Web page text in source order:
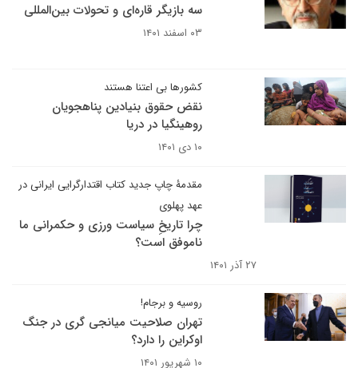
سه بازیگر قاره‌ای و تحولات بین‌المللی
۰۳ اسفند ۱۴۰۱
کشورها بی اعتنا هستند
نقض حقوق بنیادین پناهجویان
روهینگیا در دریا
۱۰ دی ۱۴۰۱
مقدمۀ چاپ جدید کتاب اقتدارگرایی ایرانی در
عهد پهلوی
چرا تاریخِ سیاست ورزی و حکمرانی ما
ناموفق است؟
۲۷ آذر ۱۴۰۱
روسیه و برجام!
تهران صلاحیت میانجی گری در جنگ
اوکراین را دارد؟
۱۰ شهریور ۱۴۰۱